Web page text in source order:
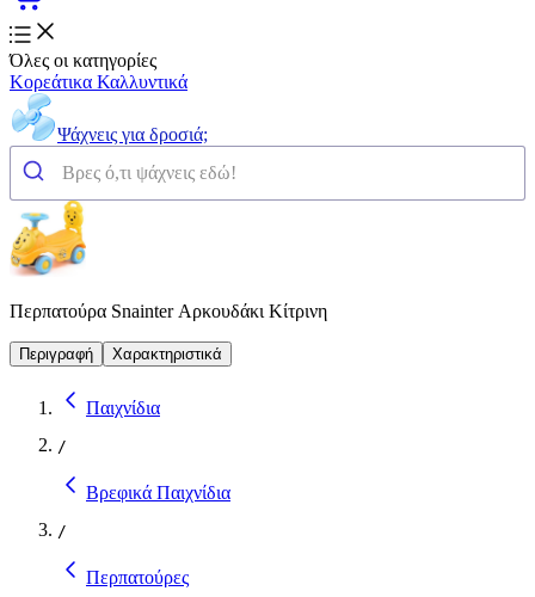
Όλες οι κατηγορίες
Κορεάτικα Καλλυντικά
Ψάχνεις για δροσιά;
Περπατούρα Snainter Αρκουδάκι Κίτρινη
Περιγραφή Χαρακτηριστικά
Παιχνίδια
/
Βρεφικά Παιχνίδια
/
Περπατούρες